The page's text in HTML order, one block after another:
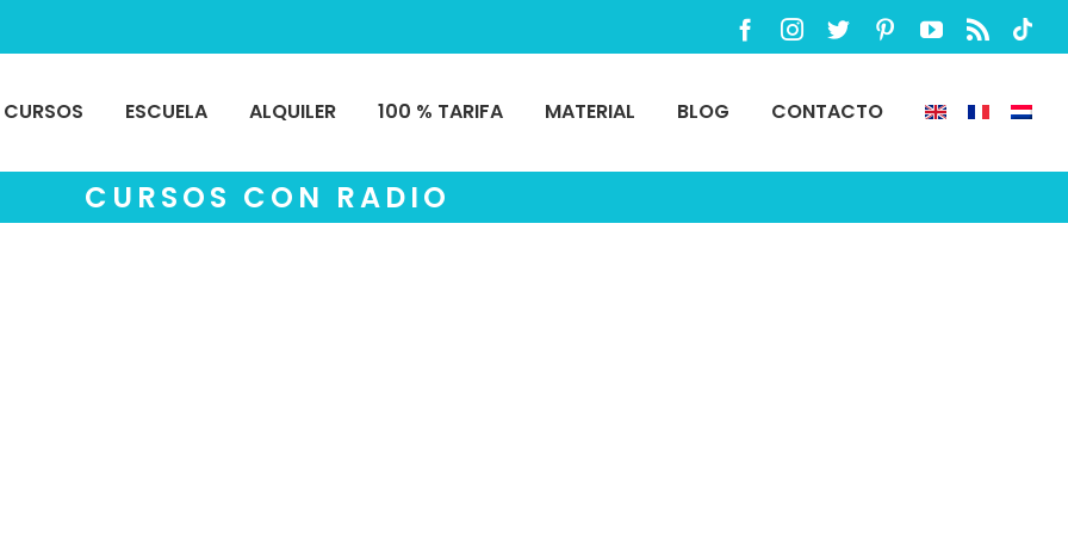
Facebook
Instagram
Twitter PinterestYouTube
Rss
CURSOS ESCUELA ALQUILER 100 % TARIFA MATERIAL BLOG CONTACTO
CURSOS CON RADIO